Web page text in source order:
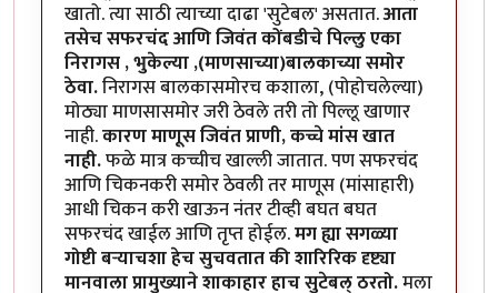
खातो. त्या साठी त्याच्या दाढा 'सुटेबल' असतात.आता
तसेच सफरचंद आणि जिवंत कोंबडीचे पिल्लु एका
निरागस , भुकेल्या ,(माणसाच्या)बालकाच्या समोर
ठेवा.निरागस बालकासमोरच कशाला, (पोहोचलेल्या)
मोठ्या माणसासमोर जरी ठेवले तरी तो पिल्लू खाणार
नाही.कारण माणूस जिवंत प्राणी, कच्चे मांस खात
नाही.फळे मात्र कच्चीच खाल्ली जातात. पण सफरचंद
आणि चिकनकरी समोर ठेवली तर माणूस (मांसाहारी)
आधी चिकन करी खाऊन नंतर टीव्ही बघत बघत
सफरचंद खाईल आणि तृप्त होईल.मग ह्या सगळ्या
गोष्टी बर्‍याचशा हेच सुचवतात की शारिरिक दृष्ट्या
मानवाला प्रामुख्याने शाकाहार हाच सुटेबल् ठरतो.मला